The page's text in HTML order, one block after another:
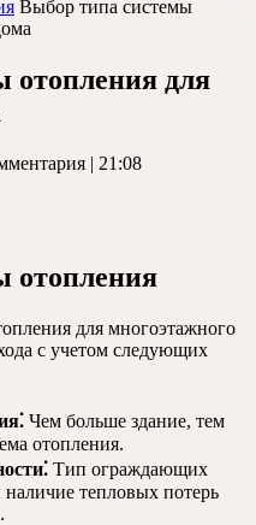
Выбор типа системы
отопления для
| 21:08
отопления
для многоэтажного
с учетом следующих
Чем больше здание, тем
отопления.
Тип ограждающих
тепловых потерь